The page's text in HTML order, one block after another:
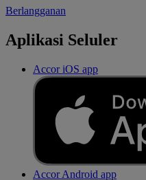
Berlangganan
Aplikasi Seluler
Accor iOS app
Accor Android app